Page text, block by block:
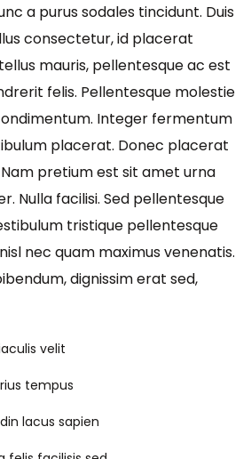
a purus sodales tincidunt. Duis
consectetur, id placerat
mauris, pellentesque ac est
felis. Pellentesque molestie
Integer fermentum
placerat. Donec placerat
pretium est sit amet urna
Nulla facilisi. Sed pellentesque
tristique pellentesque
nec quam maximus venenatis.
dignissim erat sed,
velit
tempus
lacus sapien